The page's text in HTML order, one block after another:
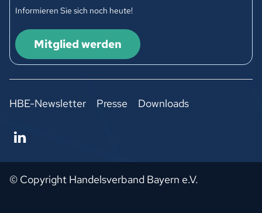
Informieren Sie sich noch heute!
Mitglied werden
HBE-Newsletter Presse Downloads
© Copyright Handelsverband Bayern e.V.